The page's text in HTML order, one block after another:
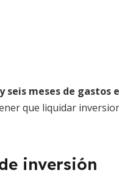
seis meses de gastos
que liquidar
inversión